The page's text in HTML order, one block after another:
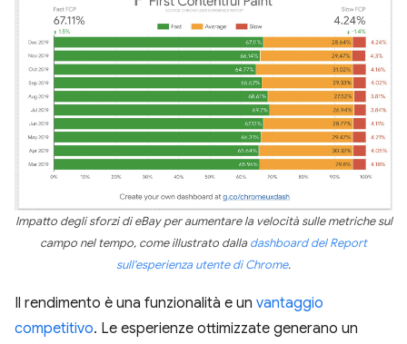
Impatto degli sforzi di eBay per aumentare la velocità sulle metriche sul
campo nel tempo, come illustrato dalladashboard del Report
sull'esperienza utente di Chrome.
Il rendimento è una funzionalità e un vantaggio
competitivo. Le esperienze ottimizzate generano un